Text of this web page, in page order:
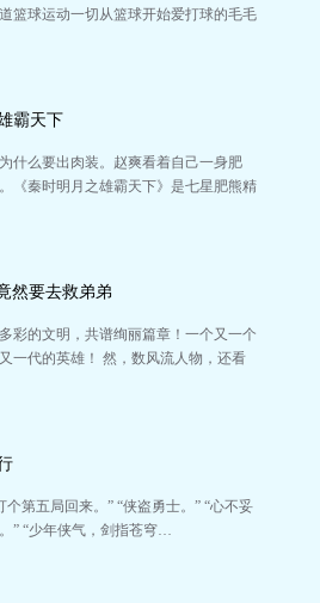
篮球运动一切从篮球开始爱打球的毛毛
霸天下
什么要出肉装。赵爽看着自己一身肥
《秦时明月之雄霸天下》是七星肥熊精
然要去救弟弟
彩的文明，共谱绚丽篇章！一个又一个
一代的英雄！ 然，数风流人物，还看
个第五局回来。” “侠盗勇士。” “心不妥
” “少年侠气，剑指苍穹…